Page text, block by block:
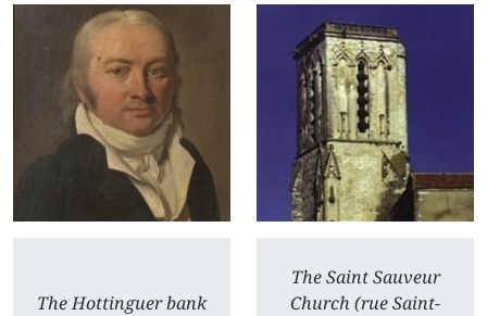
The Hottinguer bank
The Saint Sauveur
Church (rue Saint-